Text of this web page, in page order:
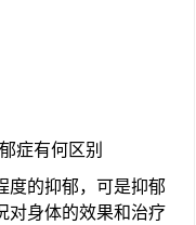
症有何区别
的抑郁，可是抑郁
对身体的效果和治疗